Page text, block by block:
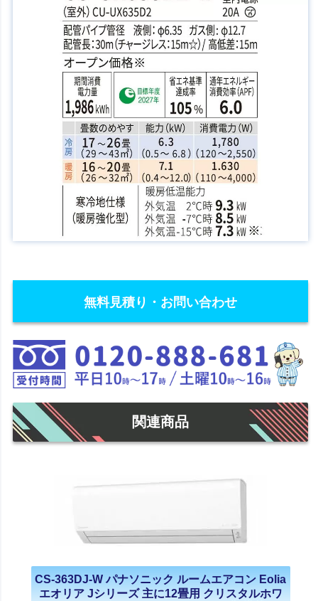
無料見積り・お問い合わせ
関連商品
CS-363DJ-W パナソニック ルームエアコン Eolia
エオリア Jシリーズ 主に12畳用 クリスタルホワ